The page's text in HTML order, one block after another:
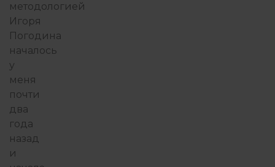
методологией
Игоря
Погодина
началось
у
меня
почти
два
года
назад
и